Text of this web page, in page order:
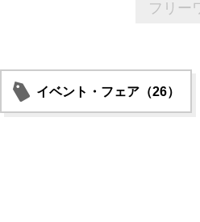
イベント・フェア（26）